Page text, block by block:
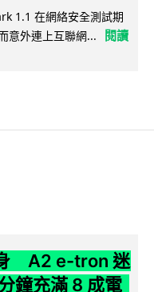
1.1 在網絡安全測試期
意外連上互聯網...
閱讀
A2 e-tron 迷
鐘充滿 8 成電